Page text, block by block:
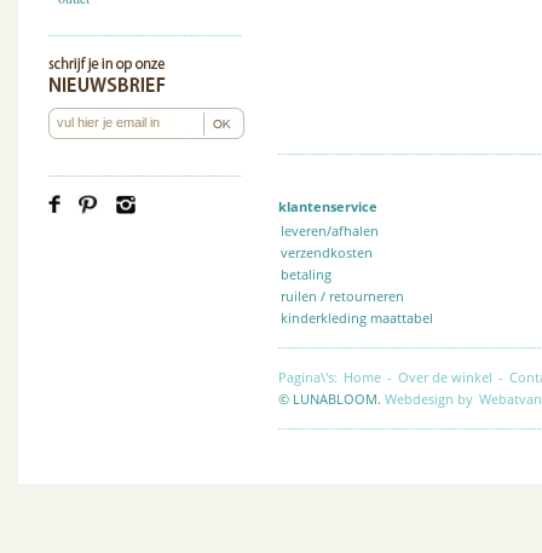
klantenservice
leveren/afhalen
verzendkosten
betaling
ruilen / retourneren
kinderkleding maattabel
Pagina\'s: Home - Over de winkel -
© LUNABLOOM. Webdesign by